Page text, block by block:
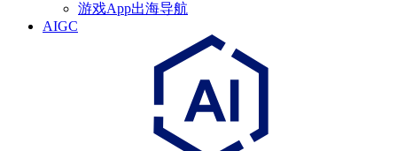
游戏App出海导航
AIGC